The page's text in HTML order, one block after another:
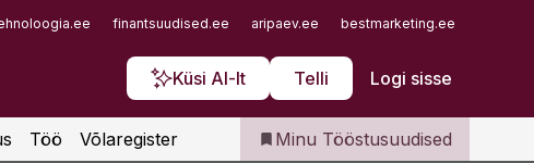
finantsuudised.ee aripaev.ee bestmarketing.ee
Küsi AI-lt Telli Logi sisse
Iseteenindus
Telli Tööstusuudised
Töö Võlaregister Minu Tööstusuudised